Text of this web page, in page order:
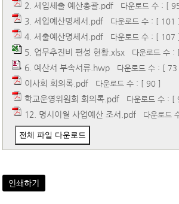
2. 세입세출 예산총괄.pdf 다운로드 수 : [
3. 세입예산명세서.pdf 다운로드 수 : [ 101 ]
4. 세출예산명세서.pdf 다운로드 수 : [ 107 ]
5. 업무추진비 편성 현황.xlsx 다운로드 수 :
6. 예산서 부속서류.hwp 다운로드 수 : [ 73
이사회 회의록.pdf 다운로드 수 : [ 90 ]
학교운영위원회 회의록.pdf 다운로드 수 : [
12. 명시이월 사업예산 조서.pdf 다운로드
전체 파일 다운로드
인쇄하기